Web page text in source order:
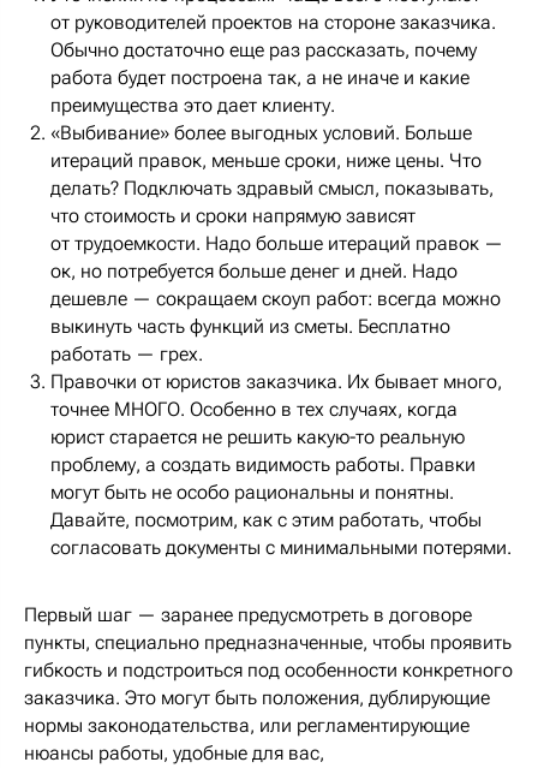
от руководителей проектов на стороне заказчика.
Обычно достаточно еще раз рассказать, почему
работа будет построена так, а не иначе и какие
преимущества это дает клиенту.
«Выбивание» более выгодных условий. Больше
итераций правок, меньше сроки, ниже цены. Что
делать? Подключать здравый смысл, показывать,
что стоимость и сроки напрямую зависят
от трудоемкости. Надо больше итераций правок —
ок, но потребуется больше денег и дней. Надо
дешевле — сокращаем скоуп работ: всегда можно
выкинуть часть функций из сметы. Бесплатно
работать — грех.
Правочки от юристов заказчика. Их бывает много,
точнее МНОГО. Особенно в тех случаях, когда
юрист старается не решить какую-то реальную
проблему, а создать видимость работы. Правки
могут быть не особо рациональны и понятны.
Давайте, посмотрим, как с этим работать, чтобы
согласовать документы с минимальными потерями.
Первый шаг — заранее предусмотреть в договоре
пункты, специально предназначенные, чтобы проявить
гибкость и подстроиться под особенности конкретного
заказчика. Это могут быть положения, дублирующие
нормы законодательства, или регламентирующие
нюансы работы, удобные для вас,